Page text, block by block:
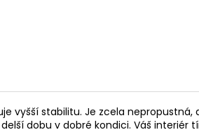
vyšší stabilitu. Je zcela
dobu v dobré kondici. Váš